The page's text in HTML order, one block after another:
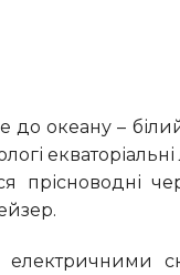
екваторіальні
прісноводні